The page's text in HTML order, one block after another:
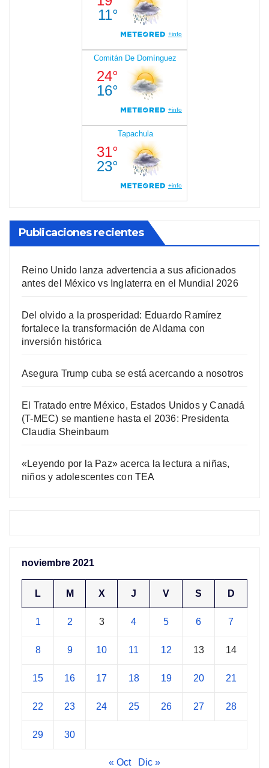
Publicaciones recientes
Reino Unido lanza advertencia a sus aficionados
antes del México vs Inglaterra en el Mundial 2026
Del olvido a la prosperidad: Eduardo Ramírez
fortalece la transformación de Aldama con
inversión histórica
Asegura Trump cuba se está acercando a nosotros
El Tratado entre México, Estados Unidos y Canadá
(T-MEC) se mantiene hasta el 2036: Presidenta
Claudia Sheinbaum
«Leyendo por la Paz» acerca la lectura a niñas,
niños y adolescentes con TEA
noviembre 2021
L M X J V S D
1 2 3 4 5 6 7
8 9 10 11 12 13 14
15 16 17 18 19 20 21
22 23 24 25 26 27 28
29 30
« Oct Dic »